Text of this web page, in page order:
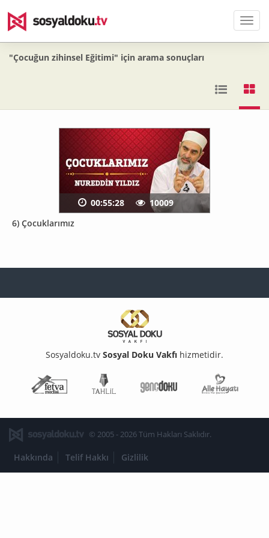
Menü
"Çocuğun zihinsel Eğitimi" için arama sonuçları
6) Çocuklarımız
00:55:28 10009
Sosyaldoku.tv Sosyal Doku Vakfı hizmetidir.
Fetva Meclisi
Genç Doku
© 2005 - 2026 Tüm Hakları Saklıdır.
Hakkında Telif Hakkı Gizlilik